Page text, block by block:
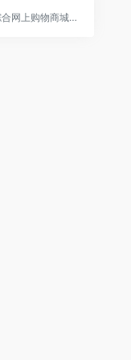
京东JD.COM-专业的综合网上购物商城，为您提供正品低价的购物选择、优质便捷的服务体验。商品来自全球数十万品牌商家，囊括家电、手机、电脑、服装、居家、母婴、美妆、个护、食品、生鲜等丰富品类，满足各种购物需求。